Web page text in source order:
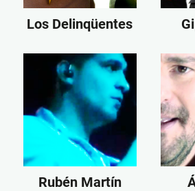
Los Delinqüentes
Rubén Martín